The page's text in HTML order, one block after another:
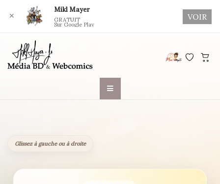
Glissez à gauche ou à droite
✕
Mikl Mayer
GRATUIT
Sur Google Play
VOIR